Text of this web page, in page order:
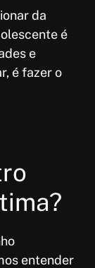
da
é
e
é fazer o
entender